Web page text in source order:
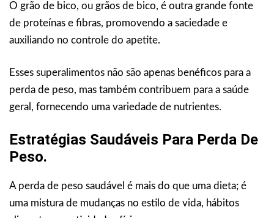
O grão de bico, ou grãos de bico, é outra grande fonte
de proteínas e fibras, promovendo a saciedade e
auxiliando no controle do apetite.
Esses superalimentos não são apenas benéficos para a
perda de peso, mas também contribuem para a saúde
geral, fornecendo uma variedade de nutrientes.
Estratégias Saudáveis Para Perda De
Peso.
A perda de peso saudável é mais do que uma dieta; é
uma mistura de mudanças no estilo de vida, hábitos